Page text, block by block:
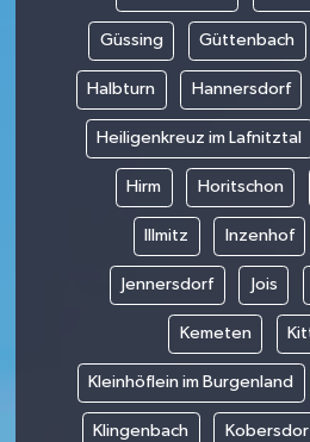
Güssing Güttenbach
Halbturn Hannersdorf
Heiligenkreuz im Lafnitztal
Hirm Horitschon
Illmitz Inzenhof
Jennersdorf Jois
Kemeten
Kleinhöflein im Burgenland
Klingenbach